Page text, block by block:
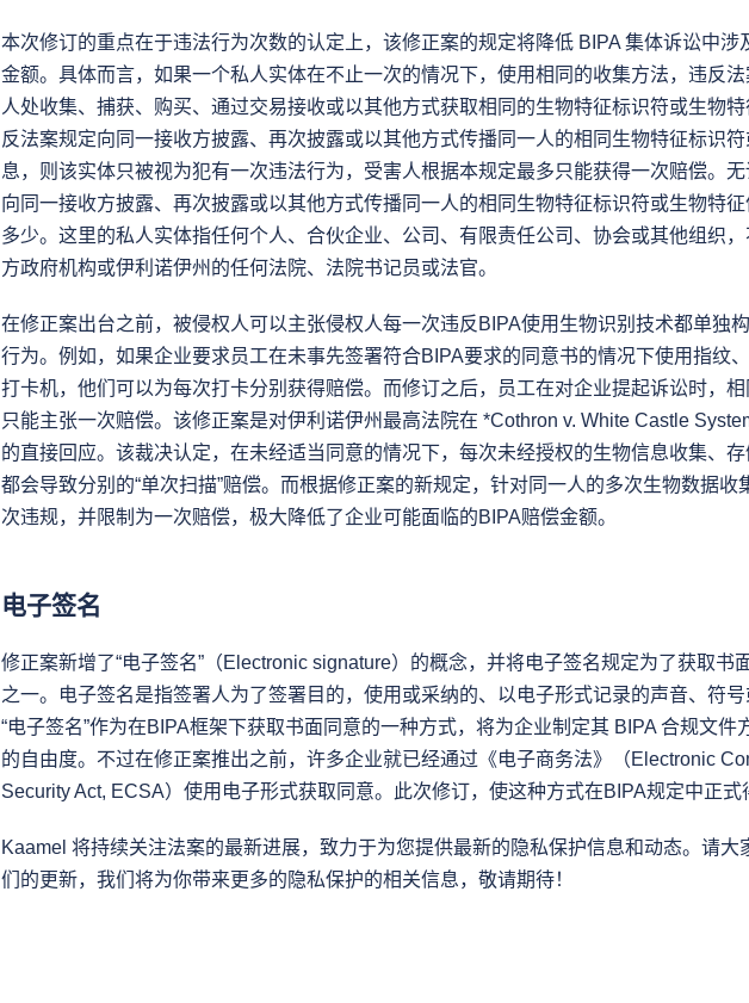
本次修订的重点在于违法行为次数的认定上，该修正案的规定将降低 BIPA 集体诉讼中涉
金额。具体而言，如果一个私人实体在不止一次的情况下，使用相同的收集方法，违反
人处收集、捕获、购买、通过交易接收或以其他方式获取相同的生物特征标识符或生物
反法案规定向同一接收方披露、再次披露或以其他方式传播同一人的相同生物特征标识
息，则该实体只被视为犯有一次违法行为，受害人根据本规定最多只能获得一次赔偿。
向同一接收方披露、再次披露或以其他方式传播同一人的相同生物特征标识符或生物特
多少。这里的私人实体指任何个人、合伙企业、公司、有限责任公司、协会或其他组织
方政府机构或伊利诺伊州的任何法院、法院书记员或法官。
在修正案出台之前，被侵权人可以主张侵权人每一次违反BIPA使用生物识别技术都单独
行为。例如，如果企业要求员工在未事先签署符合BIPA要求的同意书的情况下使用指纹
打卡机，他们可以为每次打卡分别获得赔偿。而修订之后，员工在对企业提起诉讼时，
只能主张一次赔偿。该修正案是对伊利诺伊州最高法院在 *Cothron v. White Castle
的直接回应。该裁决认定，在未经适当同意的情况下，每次未经授权的生物信息收集、存
都会导致分别的“单次扫描”赔偿。而根据修正案的新规定，针对同一人的多次生物数据收
次违规，并限制为一次赔偿，极大降低了企业可能面临的BIPA赔偿金额。
电子签名
修正案新增了“电子签名”（Electronic signature）的概念，并将电子签名规定为了获取书
之一。电子签名是指签署人为了签署目的，使用或采纳的、以电子形式记录的声音、符
“电子签名”作为在BIPA框架下获取书面同意的一种方式，将为企业制定其 BIPA 合规文件
的自由度。不过在修正案推出之前，许多企业就已经通过《电子商务法》（Electronic
Security Act, ECSA）使用电子形式获取同意。此次修订，使这种方式在BIPA规定中正式
Kaamel 将持续关注法案的最新进展，致力于为您提供最新的隐私保护信息和动态。请大
们的更新，我们将为你带来更多的隐私保护的相关信息，敬请期待！